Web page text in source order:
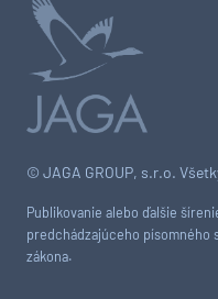
© JAGA GROUP, s.r.o.
Publikovanie alebo ďalšie
predchádzajúceho písomného
zákona.